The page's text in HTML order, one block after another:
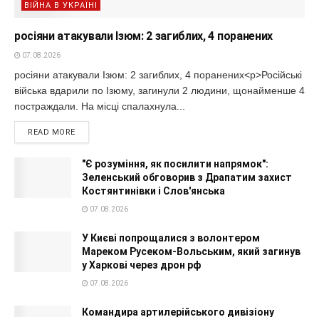
ВІЙНА В УКРАЇНІ
росіяни атакували Ізюм: 2 загиблих, 4 поранених
07.08.2026
росіяни атакували Ізюм: 2 загиблих, 4 поранених<p>Російські
війська вдарили по Ізюму, загинули 2 людини, щонайменше 4
постраждали. На місці спалахнула...
READ MORE
"Є розуміння, як посилити напрямок":
Зеленський обговорив з Драпатим захист
Костянтинівки і Слов'янська
07.08.2026
У Києві попрощалися з волонтером
Мареком Русеком-Вольським, який загинув
у Харкові через дрон рф
07.08.2026
Командира артилерійського дивізіону